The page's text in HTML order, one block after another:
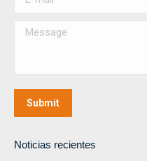
Message
Submit
Noticias recientes